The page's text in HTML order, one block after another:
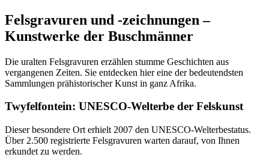
Felsgravuren und -zeichnungen –
Kunstwerke der Buschmänner
Die uralten Felsgravuren erzählen stumme Geschichten aus
vergangenen Zeiten. Sie entdecken hier eine der bedeutendsten
Sammlungen prähistorischer Kunst in ganz Afrika.
Twyfelfontein: UNESCO-Welterbe der Felskunst
Dieser besondere Ort erhielt 2007 den UNESCO-Welterbestatus.
Über 2.500 registrierte Felsgravuren warten darauf, von Ihnen
erkundet zu werden.